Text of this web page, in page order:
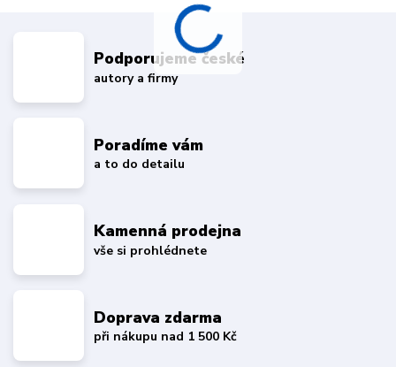
Podporujeme české
autory a firmy
Poradíme vám
a to do detailu
Kamenná prodejna
vše si prohlédnete
Doprava zdarma
při nákupu nad 1 500 Kč